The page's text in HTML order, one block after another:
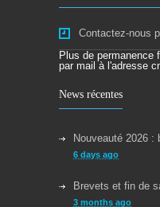
Contactez-nous
Plus de permanence
par mail à l'adresse
News récentes
Nouveauté 2026 :
6 days ago
Brevets et fin de
3 months ago